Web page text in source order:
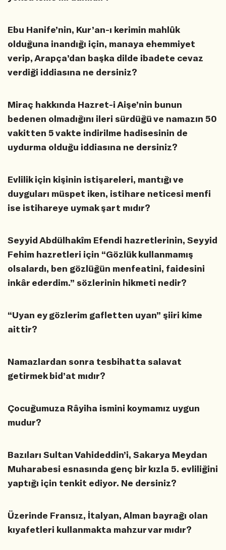
Ebu Hanife’nin, Kur’an-ı kerimin mahlûk
olduğuna inandığı için, manaya ehemmiyet
verip, Arapça’dan başka dilde ibadete cevaz
verdiği iddiasına ne dersiniz?
Miraç hakkında Hazret-i Aişe’nin bunun
bedenen olmadığını ileri sürdüğü ve namazın 50
vakitten 5 vakte indirilme hadisesinin de
uydurma olduğu iddiasına ne dersiniz?
Evlilik için kişinin istişareleri, mantığı ve
duyguları müspet iken, istihare neticesi menfi
ise istihareye uymak şart mıdır?
Seyyid Abdülhakîm Efendi hazretlerinin, Seyyid
Fehim hazretleri için “Gözlük kullanmamış
olsalardı, ben gözlüğün menfeatini, faidesini
inkâr ederdim.” sözlerinin hikmeti nedir?
“Uyan ey gözlerim gafletten uyan” şiiri kime
aittir?
Namazlardan sonra tesbihatta salavat
getirmek bid’at mıdır?
Çocuğumuza Râyiha ismini koymamız uygun
mudur?
Bazıları Sultan Vahideddin’i, Sakarya Meydan
Muharabesi esnasında genç bir kızla 5. evliliğini
yaptığı için tenkit ediyor. Ne dersiniz?
Üzerinde Fransız, İtalyan, Alman bayrağı olan
kıyafetleri kullanmakta mahzur var mıdır?